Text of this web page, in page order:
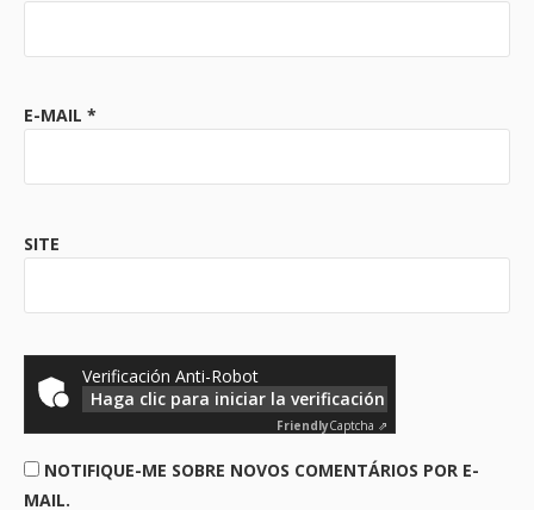
E-MAIL *
SITE
Verificación Anti-Robot
Haga clic para iniciar la verificación
FriendlyCaptcha ⇗
NOTIFIQUE-ME SOBRE NOVOS COMENTÁRIOS POR E-
MAIL.